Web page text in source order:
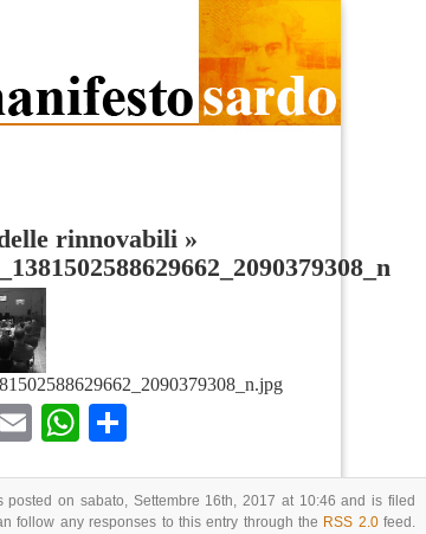
rinnovabili »
TwitterEmailWhatsApp
posted on sabato, Settembre 16th, 2017 at 10:46 and is filed
follow any responses to this entry through the RSS 2.0feed.